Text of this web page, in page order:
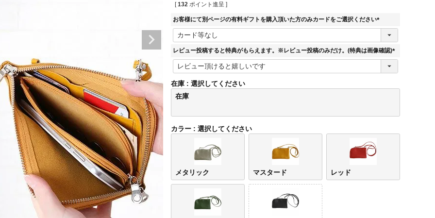
[ 132 ポイント進呈 ]
お客様にて別ページの有料ギフトを購入頂いた方のみカードをご選択ください
(
須
レビュー投稿すると特典がもらえます。※レビュー投稿のみだけ。(特典は画像確認)
(
)
在庫
選択してください
在庫
カラー 選択してください
メタリック マスタード レッド